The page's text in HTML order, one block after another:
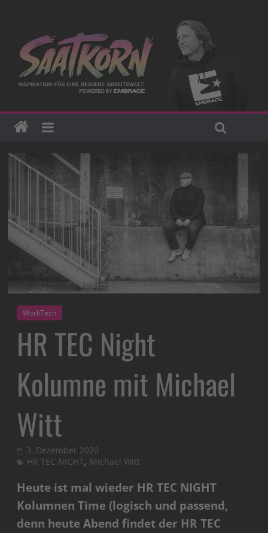
WorkTech
HR TEC Night
Kolumne mit Michael
Witt
3. Dezember 2020
HR TEC NIGHT, Michael Witt
Heute ist mal wieder HR TEC NIGHT
Kolumnen Time (logisch und passend,
denn heute Abend findet der HR TEC